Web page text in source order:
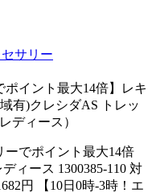
サリー
ポイント最大14倍】レキ
有)クレシダAS トレッ
ディース）
ーでポイント最大14倍
ィース 1300385-110 対
円 【10日0時-3時！エ